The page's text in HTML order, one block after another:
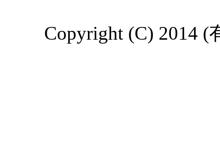
Copyright (C) 2014 (